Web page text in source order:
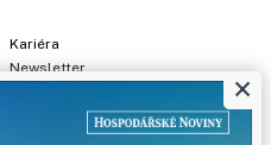
Kariéra
Newsletter
×